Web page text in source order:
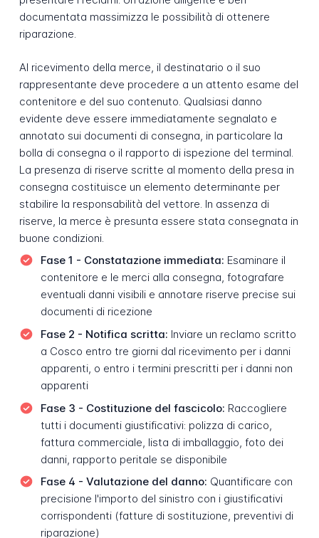
documentata massimizza le possibilità di ottenere
riparazione.
Al ricevimento della merce, il destinatario o il suo
rappresentante deve procedere a un attento esame del
contenitore e del suo contenuto. Qualsiasi danno
evidente deve essere immediatamente segnalato e
annotato sui documenti di consegna, in particolare la
bolla di consegna o il rapporto di ispezione del terminal.
La presenza di riserve scritte al momento della presa in
consegna costituisce un elemento determinante per
stabilire la responsabilità del vettore. In assenza di
riserve, la merce è presunta essere stata consegnata in
buone condizioni.
Fase 1 - Constatazione immediata: Esaminare il
contenitore e le merci alla consegna, fotografare
eventuali danni visibili e annotare riserve precise sui
documenti di ricezione
Fase 2 - Notifica scritta: Inviare un reclamo scritto
a Cosco entro tre giorni dal ricevimento per i danni
apparenti, o entro i termini prescritti per i danni non
apparenti
Fase 3 - Costituzione del fascicolo: Raccogliere
tutti i documenti giustificativi: polizza di carico,
fattura commerciale, lista di imballaggio, foto dei
danni, rapporto peritale se disponibile
Fase 4 - Valutazione del danno: Quantificare con
precisione l'importo del sinistro con i giustificativi
corrispondenti (fatture di sostituzione, preventivi di
riparazione)